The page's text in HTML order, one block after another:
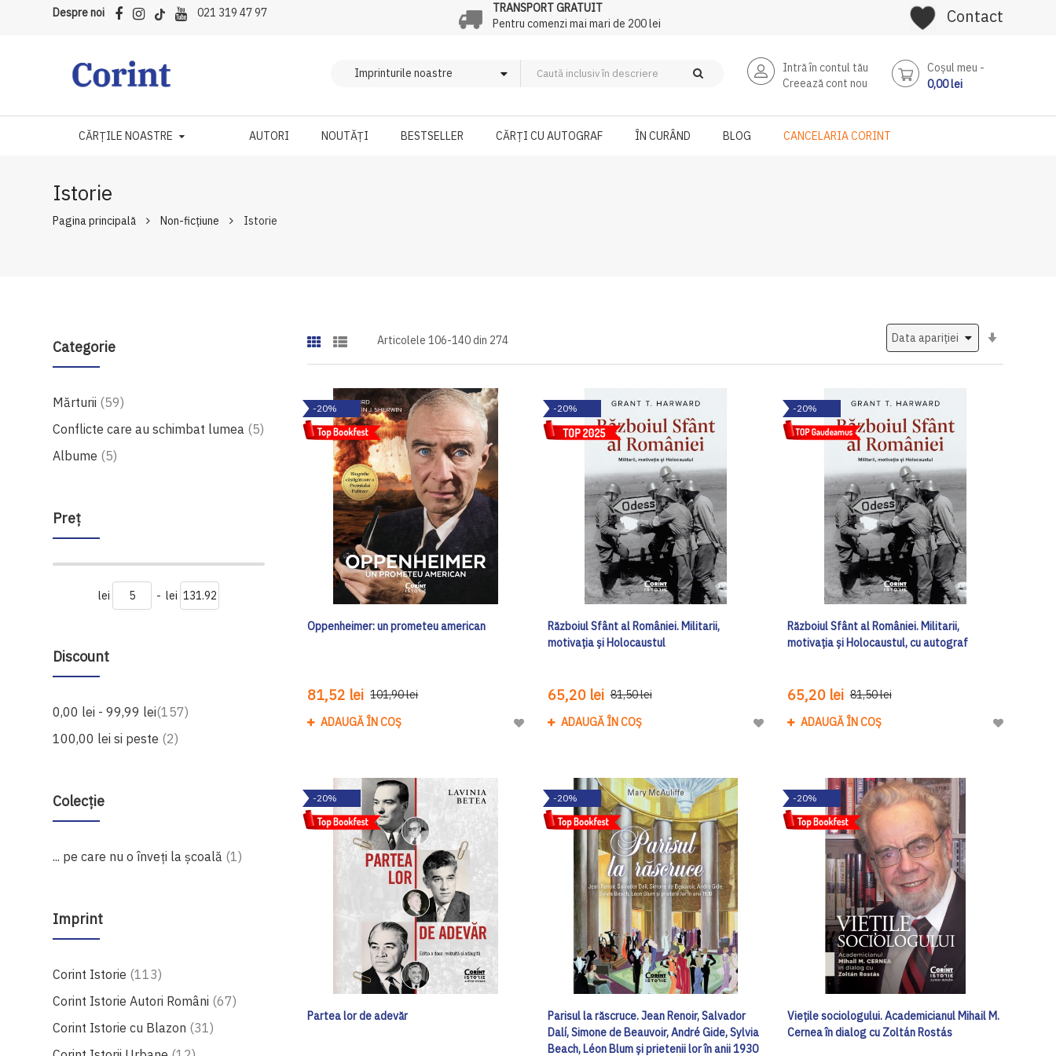
Despre noi 021 319 47 97
TRANSPORT GRATUIT
Pentru comenzi mai mari de 200 lei
Contact
Intră în contul tău
Creează cont nou
Coşul meu
0,00 lei
CĂRȚILE NOASTRE AUTORI NOUTĂȚI BESTSELLER CĂRȚI CU AUTOGRAF ÎN CURÂND BLOG CANCELARIA CORINT
Istorie
Pagina principală Non-ficțiune Istorie
Categorie
Mărturii 59produse
Conflicte care au schimbat lumea 5produse
Albume
5produse
Preţ
lei - lei
Discount
0,00 lei -99,99 lei 157produse
100,00 lei si peste 2produse
Colecție
... pe care nu o înveți la școală 1produs
Imprint
Corint Istorie 113produse
Corint Istorie Autori Români 67produse
Corint Istorie cu Blazon 31produse
Articolele106-140din 274
-20%
Oppenheimer: un prometeu american
81,52 lei 101,90 lei
ADAUGĂ ÎN COȘ
Adaugă
Dorinte
-20%
Războiul Sfânt al României. Militarii,
motivația și Holocaustul
65,20 lei 81,50 lei
ADAUGĂ ÎN COȘ
Adaugă
Dorinte
-20%
Războiul Sfânt al României. Militarii,
motivația și Holocaustul, cu autograf
65,20 lei 81,50 lei
ADAUGĂ ÎN COȘ
Adaugă
-20%
Partea lor de adevăr
-20%
Parisul la răscruce. Jean Renoir, Salvador
Dalí, Simone de Beauvoir, André Gide, Sylvia
Beach, Léon Blum și prietenii lor în anii 1930
-20%
Viețile sociologului. Academicianul Mihail M.
Cernea în dialog cu Zoltán Rostás